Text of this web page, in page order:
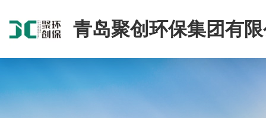
青岛聚创环保集团有